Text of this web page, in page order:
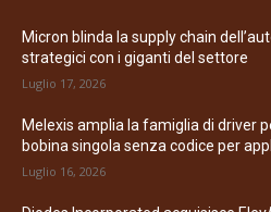
Micron blinda la supply chain
strategici con i giganti del settore
Luglio 17, 2026
Melexis amplia la famiglia di driver
bobina singola senza codice per
Luglio 16, 2026